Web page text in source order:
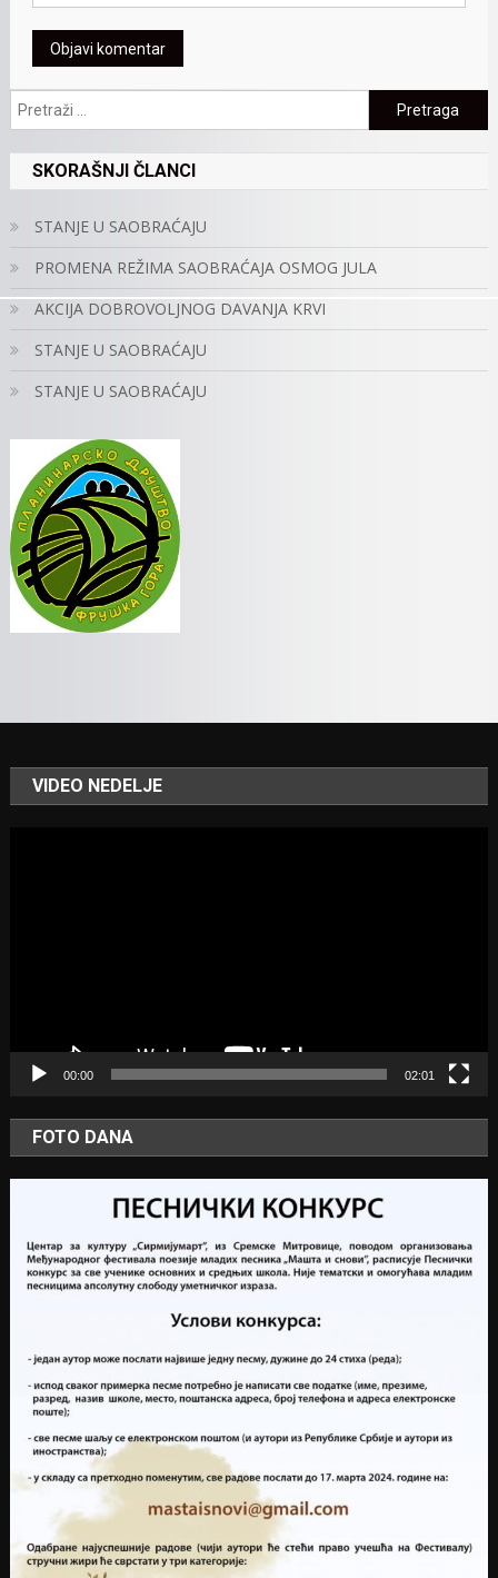
Pretraga:
SKORAŠNJI ČLANCI
STANJE U SAOBRAĆAJU
PROMENA REŽIMA SAOBRAĆAJA OSMOG JULA
AKCIJA DOBROVOLJNOG DAVANJA KRVI
STANJE U SAOBRAĆAJU
STANJE U SAOBRAĆAJU
VIDEO NEDELJE
00:00 02:01
FOTO DANA